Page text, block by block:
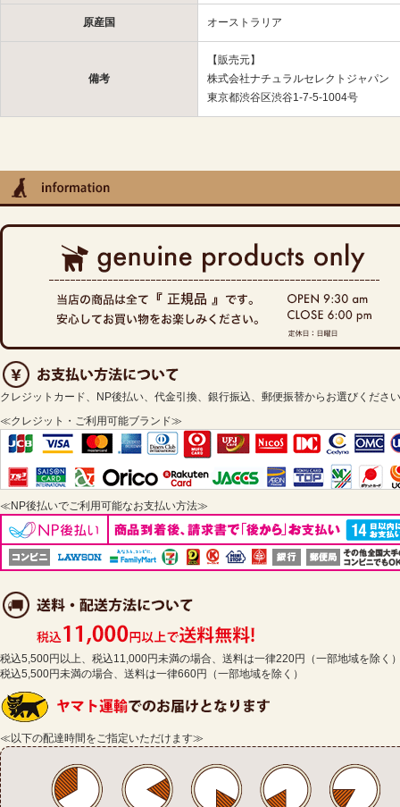
原産国 オーストラリア
備考
【販売元】
株式会社ナチュラルセレクトジャパン
東京都渋谷区渋谷1-7-5-1004号
クレジットカード、NP後払い、代金引換、銀行振込、郵便振替からお選びくださ
≪クレジット・ご利用可能ブランド≫
≪NP後払いでご利用可能なお支払い方法≫
税込5,500円以上、税込11,000円未満の場合、送料は一律220円（一部地域を除く
税込5,500円未満の場合、送料は一律660円（一部地域を除く）
≪以下の配達時間をご指定いただけます≫